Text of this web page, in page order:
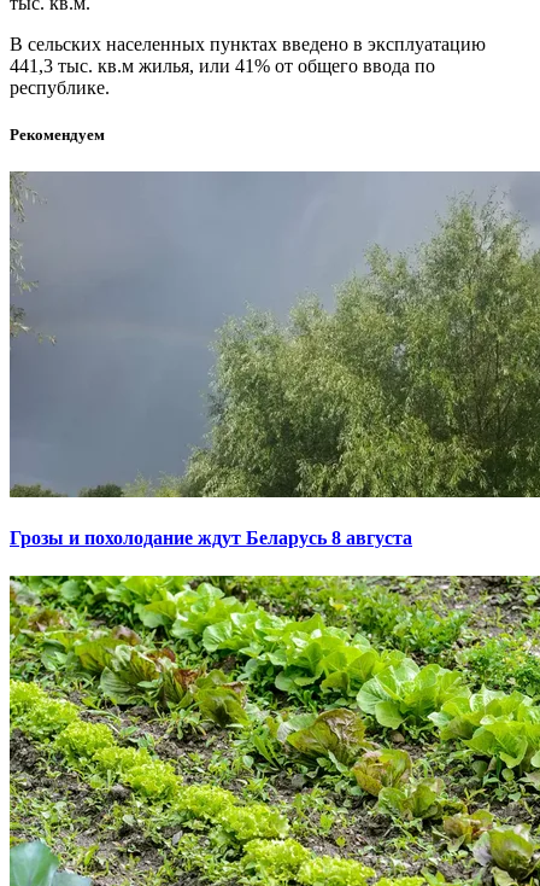
В сельских населенных пунктах введено в эксплуатацию
441,3 тыс. кв.м жилья, или 41% от общего ввода по
республике.
Рекомендуем
Грозы и похолодание ждут Беларусь 8 августа